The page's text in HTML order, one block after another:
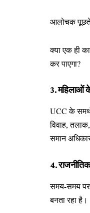
आलोचक
क्या एक ही
कर पाएगा?
3. महिलाओं
UCC के
विवाह,
समान
4. राजनीतिक
समय-समय पर
बनता रहा है।